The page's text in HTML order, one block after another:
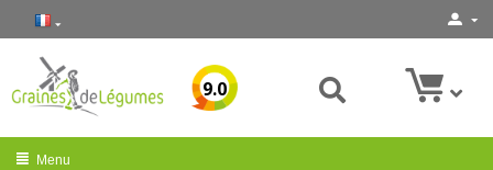
9.0
Menu